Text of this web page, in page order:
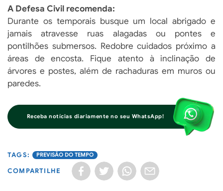
A Defesa Civil recomenda:
Durante os temporais busque um local abrigado e
jamais atravesse ruas alagadas ou pontes e
pontilhões submersos. Redobre cuidados próximo a
áreas de encosta. Fique atento à inclinação de
árvores e postes, além de rachaduras em muros ou
paredes.
Receba notícias diariamente no seu WhatsApp!
PREVISÃO DO TEMPO
COMPARTILHE